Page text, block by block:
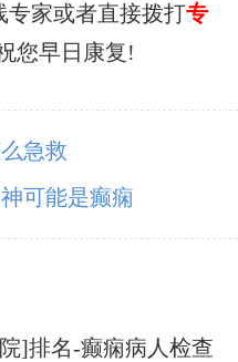
专家或者直接拨打专
您早日康复!
急救
可能是癫痫
]排名-癫痫病人检查